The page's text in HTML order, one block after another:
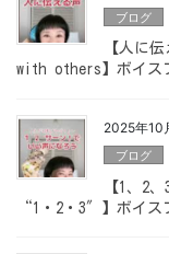
ブログ
【人に
with others】ボイス
2025年10
ブログ
【1、2
“1・2・3″】ボイス